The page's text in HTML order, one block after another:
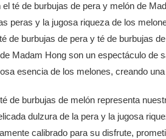
té de burbujas de pera y melón de
peras y la jugosa riqueza de los
de burbujas de pera y té de burbujas
Madam Hong son un espectáculo de
esencia de los melones, creando
de burbujas de melón representa
dulzura de la pera y la jugosa
calibrado para su disfrute,